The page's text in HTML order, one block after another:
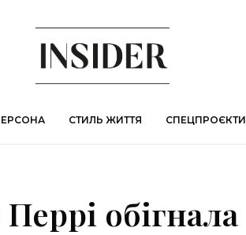
СТИЛЬ ЖИТТЯ СПЕЦПРОЄКТИ
обігнала